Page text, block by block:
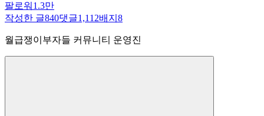
팔로워 1.3만
작성한 글840댓글1,112배지 8
월급쟁이부자들 커뮤니티 운영진